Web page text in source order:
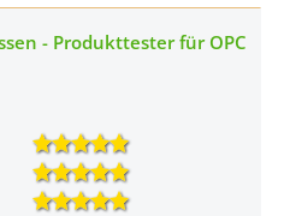
- Produkttester für OPC